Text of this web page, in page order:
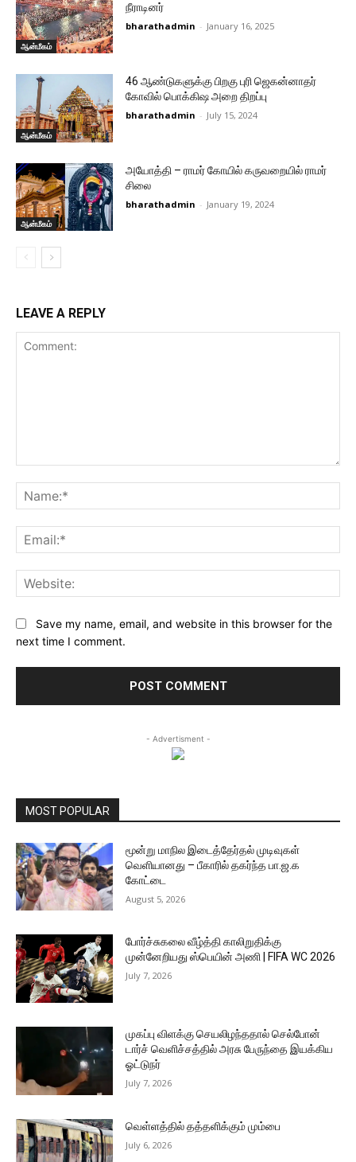
ஆன்மீகம்
நீராடினர்
bharathadmin - January 16, 2025
ஆன்மீகம்
46 ஆண்டுகளுக்கு பிறகு புரி ஜெகன்னாதர்
கோவில் பொக்கிஷ அறை திறப்பு
bharathadmin - July 15, 2024
ஆன்மீகம்
அயோத்தி – ராமர் கோயில் கருவறையில் ராமர்
சிலை
bharathadmin - January 19, 2024
LEAVE A REPLY
Save my name, email, and website in this browser for the
next time I comment.
- Advertisment -
MOST POPULAR
மூன்று மாநில இடைத்தேர்தல் முடிவுகள்
வெளியானது – பீகாரில் தகர்ந்த பா.ஜ.க
கோட்டை
August 5, 2026
போர்ச்சுகலை வீழ்த்தி காலிறுதிக்கு
முன்னேறியது ஸ்பெயின் அணி | FIFA WC 2026
July 7, 2026
முகப்பு விளக்கு செயலிழந்ததால் செல்போன்
டார்ச் வெளிச்சத்தில் அரசு பேருந்தை இயக்கிய
ஓட்டுநர்
July 7, 2026
வெள்ளத்தில் தத்தளிக்கும் மும்பை
July 6, 2026